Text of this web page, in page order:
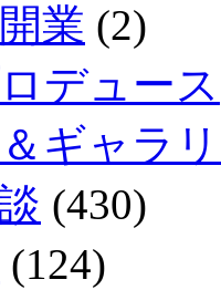
業 (2)
デュース
ギャラ
(430)
(124)